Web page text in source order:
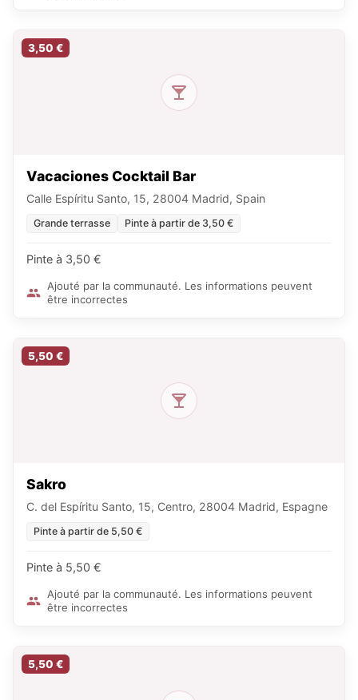
3,50 €
Vacaciones Cocktail Bar
Calle Espíritu Santo, 15, 28004 Madrid, Spain
Grande terrasse Pinte à partir de 3,50 €
Pinte à 3,50 €
Ajouté par la communauté. Les informations peuvent
être incorrectes
5,50 €
Sakro
C. del Espíritu Santo, 15, Centro, 28004 Madrid, Espagne
Pinte à partir de 5,50 €
Pinte à 5,50 €
Ajouté par la communauté. Les informations peuvent
être incorrectes
5,50 €